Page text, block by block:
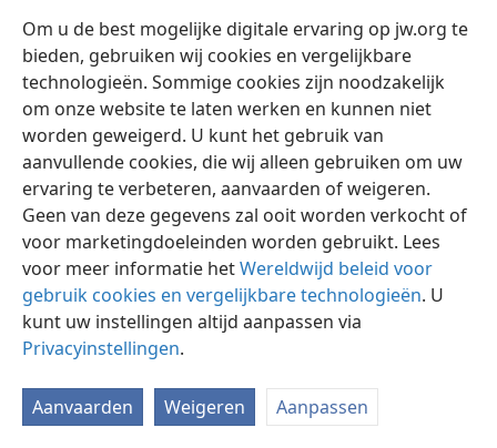
Om u de best mogelijke digitale ervaring op jw.org te
bieden, gebruiken wij cookies en vergelijkbare
technologieën. Sommige cookies zijn noodzakelijk
om onze website te laten werken en kunnen niet
worden geweigerd. U kunt het gebruik van
aanvullende cookies, die wij alleen gebruiken om uw
ervaring te verbeteren, aanvaarden of weigeren.
Geen van deze gegevens zal ooit worden verkocht of
voor marketingdoeleinden worden gebruikt. Lees
voor meer informatie hetWereldwijd beleid voor
gebruik cookies en vergelijkbare technologieën. U
kunt uw instellingen altijd aanpassen via
Privacyinstellingen.
Aanvaarden Weigeren Aanpassen
Nederlands Instellingen
Copyright © 2026 Watch Tower Bible and Tract Society of Pennsylvania
Gebruiksvoorwaarden Privacybeleid
JW.ORG
Inloggen